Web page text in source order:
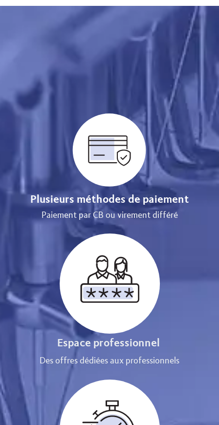
Plusieurs méthodes de paiement
Paiement par CB ou virement différé
Espace professionnel
Des offres dédiées aux professionnels